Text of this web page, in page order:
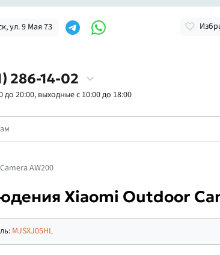
ул. 9 Мая 73
286-14-02
до 20:00, выходные с 10:00 до 18:00
AW200
Xiaomi Outdoor
MJSXJ05HL